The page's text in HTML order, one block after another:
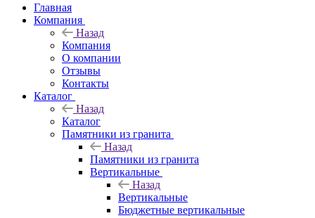
Главная
Компания
Назад
Компания
О компании
Отзывы
Контакты
Каталог
Назад
Каталог
Памятники из гранита
Назад
Памятники из гранита
Вертикальные
Назад
Вертикальные
Бюджетные вертикальные